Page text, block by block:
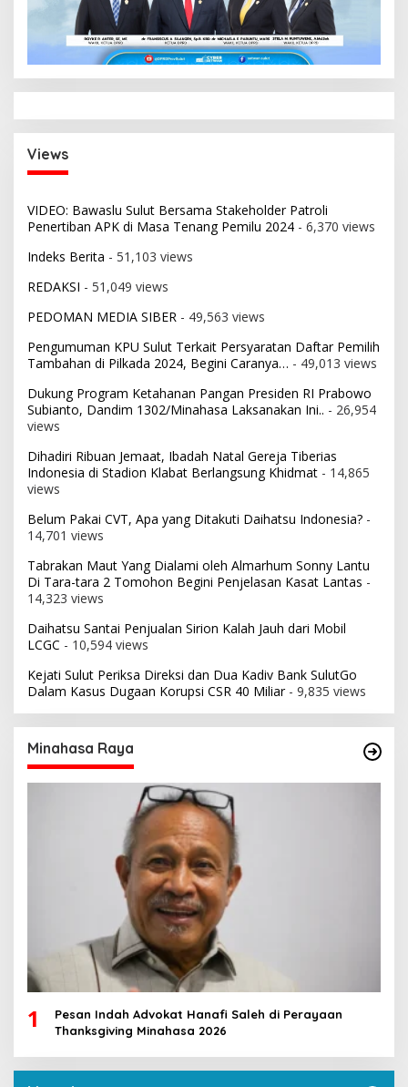
Views
VIDEO: Bawaslu Sulut Bersama Stakeholder Patroli
Penertiban APK di Masa Tenang Pemilu 2024 - 6,370 views
Indeks Berita - 51,103 views
REDAKSI - 51,049 views
PEDOMAN MEDIA SIBER - 49,563 views
Pengumuman KPU Sulut Terkait Persyaratan Daftar Pemilih
Tambahan di Pilkada 2024, Begini Caranya… - 49,013 views
Dukung Program Ketahanan Pangan Presiden RI Prabowo
Subianto, Dandim 1302/Minahasa Laksanakan Ini.. - 26,954
views
Dihadiri Ribuan Jemaat, Ibadah Natal Gereja Tiberias
Indonesia di Stadion Klabat Berlangsung Khidmat - 14,865
views
Belum Pakai CVT, Apa yang Ditakuti Daihatsu Indonesia? -
14,701 views
Tabrakan Maut Yang Dialami oleh Almarhum Sonny Lantu
Di Tara-tara 2 Tomohon Begini Penjelasan Kasat Lantas -
14,323 views
Daihatsu Santai Penjualan Sirion Kalah Jauh dari Mobil
LCGC - 10,594 views
Kejati Sulut Periksa Direksi dan Dua Kadiv Bank SulutGo
Dalam Kasus Dugaan Korupsi CSR 40 Miliar- 9,835 views
Minahasa Raya
1
Pesan Indah Advokat Hanafi Saleh di Perayaan
Thanksgiving Minahasa 2026